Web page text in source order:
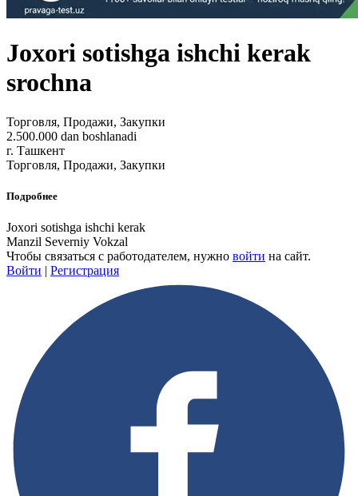
Joxori sotishga ishchi kerak
srochna
Торговля, Продажи, Закупки
2.500.000 dan boshlanadi
г. Ташкент
Торговля, Продажи, Закупки
Подробнее
Joxori sotishga ishchi kerak
Manzil Severniy Vokzal
Чтобы связаться с работодателем, нужно войти на сайт.
Войти | Регистрация